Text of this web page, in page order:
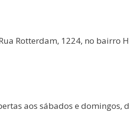
Rotterdam, 1224, no bairro
aos sábados e domingos,